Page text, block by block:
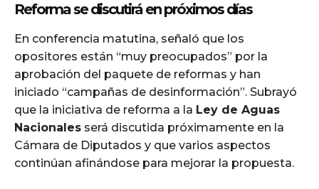
Reforma se discutirá en próximos días
En conferencia matutina, señaló que los
opositores están “muy preocupados” por la
aprobación del paquete de reformas y han
iniciado “campañas de desinformación”. Subrayó
que la iniciativa de reforma a la Ley de Aguas
Nacionales será discutida próximamente en la
Cámara de Diputados y que varios aspectos
continúan afinándose para mejorar la propuesta.